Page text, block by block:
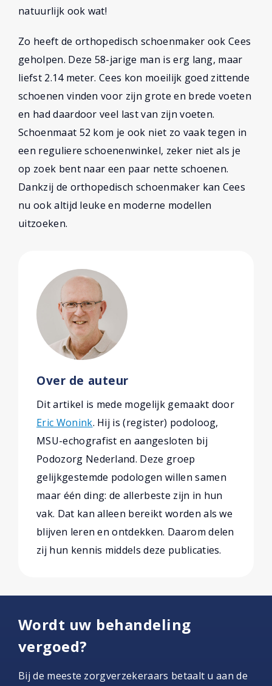
natuurlijk ook wat!
Zo heeft de orthopedisch schoenmaker ook Cees
geholpen. Deze 58-jarige man is erg lang, maar
liefst 2.14 meter. Cees kon moeilijk goed zittende
schoenen vinden voor zijn grote en brede voeten
en had daardoor veel last van zijn voeten.
Schoenmaat 52 kom je ook niet zo vaak tegen in
een reguliere schoenenwinkel, zeker niet als je
op zoek bent naar een paar nette schoenen.
Dankzij de orthopedisch schoenmaker kan Cees
nu ook altijd leuke en moderne modellen
uitzoeken.
Over de auteur
Dit artikel is mede mogelijk gemaakt door
Eric Wonink. Hij is (register) podoloog,
MSU-echografist en aangesloten bij
Podozorg Nederland. Deze groep
gelijkgestemde podologen willen samen
maar één ding: de allerbeste zijn in hun
vak. Dat kan alleen bereikt worden als we
blijven leren en ontdekken. Daarom delen
zij hun kennis middels deze publicaties.
Wordt uw behandeling
vergoed?
Bij de meeste zorgverzekeraars betaalt u aan de